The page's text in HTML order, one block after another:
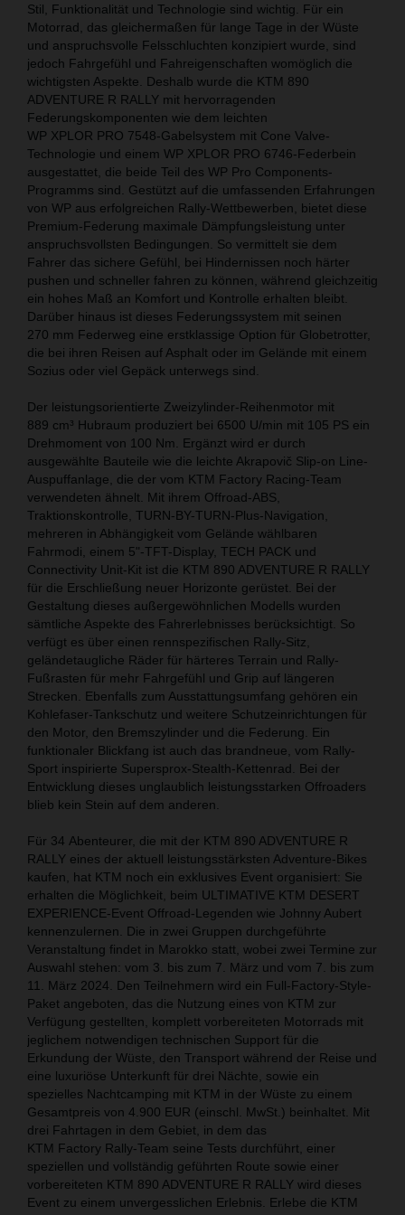
Stil, Funktionalität und Technologie sind wichtig. Für ein
Motorrad, das gleichermaßen für lange Tage in der Wüste
und anspruchsvolle Felsschluchten konzipiert wurde, sind
jedoch Fahrgefühl und Fahreigenschaften womöglich die
wichtigsten Aspekte. Deshalb wurde die KTM 890
ADVENTURE R RALLY mit hervorragenden
Federungskomponenten wie dem leichten
WP XPLOR PRO 7548-Gabelsystem mit Cone Valve-
Technologie und einem WP XPLOR PRO 6746-Federbein
ausgestattet, die beide Teil des WP Pro Components-
Programms sind. Gestützt auf die umfassenden Erfahrungen
von WP aus erfolgreichen Rally-Wettbewerben, bietet diese
Premium-Federung maximale Dämpfungsleistung unter
anspruchsvollsten Bedingungen. So vermittelt sie dem
Fahrer das sichere Gefühl, bei Hindernissen noch härter
pushen und schneller fahren zu können, während gleichzeitig
ein hohes Maß an Komfort und Kontrolle erhalten bleibt.
Darüber hinaus ist dieses Federungssystem mit seinen
270 mm Federweg eine erstklassige Option für Globetrotter,
die bei ihren Reisen auf Asphalt oder im Gelände mit einem
Sozius oder viel Gepäck unterwegs sind.
Der leistungsorientierte Zweizylinder-Reihenmotor mit
889 cm³ Hubraum produziert bei 6500 U/min mit 105 PS ein
Drehmoment von 100 Nm. Ergänzt wird er durch
ausgewählte Bauteile wie die leichte Akrapovič Slip-on Line-
Auspuffanlage, die der vom KTM Factory Racing-Team
verwendeten ähnelt. Mit ihrem Offroad-ABS,
Traktionskontrolle, TURN-BY-TURN-Plus-Navigation,
mehreren in Abhängigkeit vom Gelände wählbaren
Fahrmodi, einem 5"-TFT-Display, TECH PACK und
Connectivity Unit-Kit ist die KTM 890 ADVENTURE R RALLY
für die Erschließung neuer Horizonte gerüstet. Bei der
Gestaltung dieses außergewöhnlichen Modells wurden
sämtliche Aspekte des Fahrerlebnisses berücksichtigt. So
verfügt es über einen rennspezifischen Rally-Sitz,
geländetaugliche Räder für härteres Terrain und Rally-
Fußrasten für mehr Fahrgefühl und Grip auf längeren
Strecken. Ebenfalls zum Ausstattungsumfang gehören ein
Kohlefaser-Tankschutz und weitere Schutzeinrichtungen für
den Motor, den Bremszylinder und die Federung. Ein
funktionaler Blickfang ist auch das brandneue, vom Rally-
Sport inspirierte Supersprox-Stealth-Kettenrad. Bei der
Entwicklung dieses unglaublich leistungsstarken Offroaders
blieb kein Stein auf dem anderen.
Für 34 Abenteurer, die mit der KTM 890 ADVENTURE R
RALLY eines der aktuell leistungsstärksten Adventure-Bikes
kaufen, hat KTM noch ein exklusives Event organisiert: Sie
erhalten die Möglichkeit, beim ULTIMATIVE KTM DESERT
EXPERIENCE-Event Offroad-Legenden wie Johnny Aubert
kennenzulernen. Die in zwei Gruppen durchgeführte
Veranstaltung findet in Marokko statt, wobei zwei Termine zur
Auswahl stehen: vom 3. bis zum 7. März und vom 7. bis zum
11. März 2024. Den Teilnehmern wird ein Full-Factory-Style-
Paket angeboten, das die Nutzung eines von KTM zur
Verfügung gestellten, komplett vorbereiteten Motorrads mit
jeglichem notwendigen technischen Support für die
Erkundung der Wüste, den Transport während der Reise und
eine luxuriöse Unterkunft für drei Nächte, sowie ein
spezielles Nachtcamping mit KTM in der Wüste zu einem
Gesamtpreis von 4.900 EUR (einschl. MwSt.) beinhaltet. Mit
drei Fahrtagen in dem Gebiet, in dem das
KTM Factory Rally-Team seine Tests durchführt, einer
speziellen und vollständig geführten Route sowie einer
vorbereiteten KTM 890 ADVENTURE R RALLY wird dieses
Event zu einem unvergesslichen Erlebnis. Erlebe die KTM